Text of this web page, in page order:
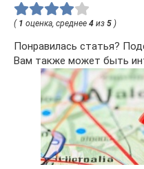
( 1 оценка, среднее 4 из 5 )
Понравилась статья?
Вам также может быть